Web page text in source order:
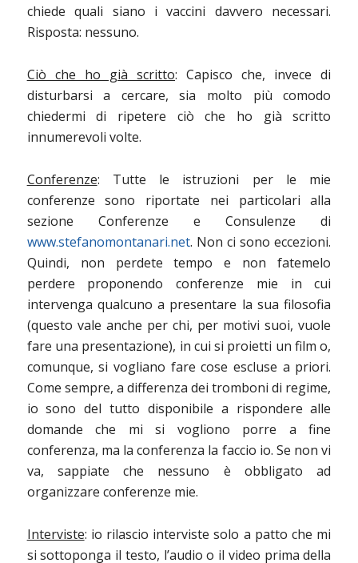
chiede quali siano i vaccini davvero necessari.
Risposta: nessuno.
Ciò che ho già scritto: Capisco che, invece di
disturbarsi a cercare, sia molto più comodo
chiedermi di ripetere ciò che ho già scritto
innumerevoli volte.
Conferenze: Tutte le istruzioni per le mie
conferenze sono riportate nei particolari alla
sezione Conferenze e Consulenze di
www.stefanomontanari.net. Non ci sono eccezioni.
Quindi, non perdete tempo e non fatemelo
perdere proponendo conferenze mie in cui
intervenga qualcuno a presentare la sua filosofia
(questo vale anche per chi, per motivi suoi, vuole
fare una presentazione), in cui si proietti un film o,
comunque, si vogliano fare cose escluse a priori.
Come sempre, a differenza dei tromboni di regime,
io sono del tutto disponibile a rispondere alle
domande che mi si vogliono porre a fine
conferenza, ma la conferenza la faccio io. Se non vi
va, sappiate che nessuno è obbligato ad
organizzare conferenze mie.
Interviste: io rilascio interviste solo a patto che mi
si sottoponga il testo, l’audio o il video prima della